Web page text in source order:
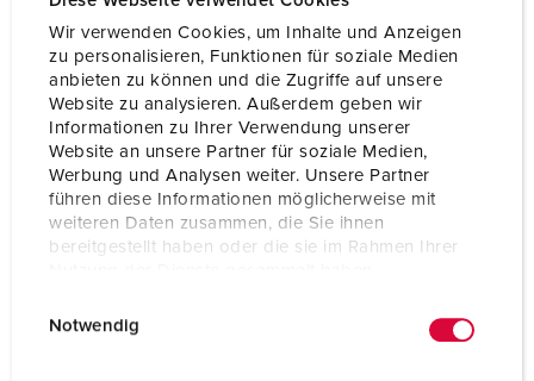
Wir verwenden Cookies, um Inhalte und Anzeigen
zu personalisieren, Funktionen für soziale Medien
anbieten zu können und die Zugriffe auf unsere
Website zu analysieren. Außerdem geben wir
Informationen zu Ihrer Verwendung unserer
Website an unsere Partner für soziale Medien,
Werbung und Analysen weiter. Unsere Partner
führen diese Informationen möglicherweise mit
weiteren Daten zusammen, die Sie ihnen
bereitgestellt haben oder die sie im Rahmen Ihrer
Notwendig